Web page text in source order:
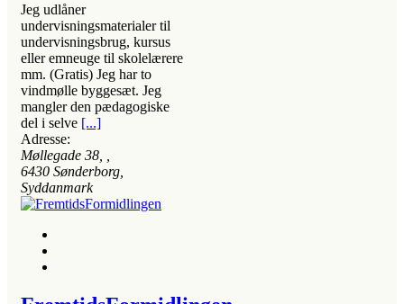
Jeg udlåner
undervisningsmaterialer til
undervisningsbrug, kursus
eller emneuge til skolelærere
mm. (Gratis) Jeg har to
vindmølle byggesæt. Jeg
mangler den pædagogiske
del i selve [...]
Adresse:
Møllegade 38
6430 Sønderborg,
Syddanmark